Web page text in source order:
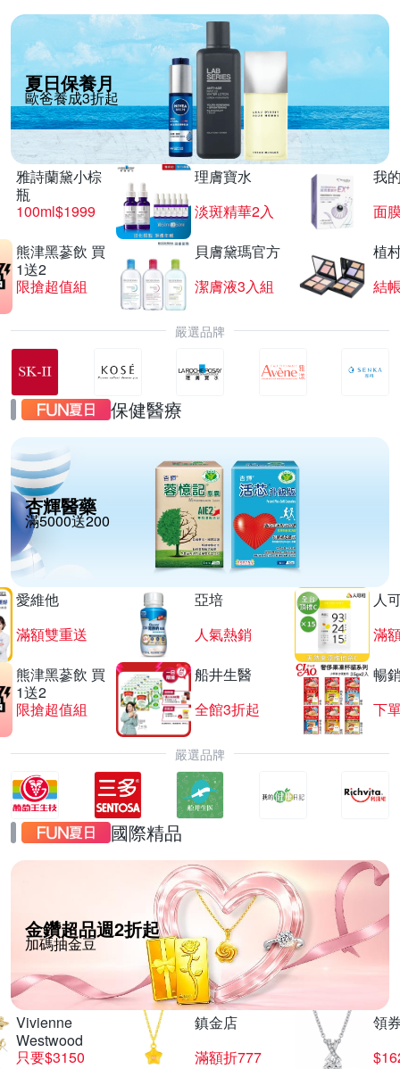
夏日保養月
歐爸養成3折起
雅詩蘭黛小棕
瓶
100ml$1999
理膚寶水
淡斑精華2入
我
面
熊津黑蔘飲 買
1送2
限搶超值組
貝膚黛瑪官方
潔膚液3入組
植
結
嚴選品牌
保健醫療
杏輝醫藥
滿5000送200
愛維他
滿額雙重送
亞培
人氣熱銷
人
滿
熊津黑蔘飲 買
1送2
限搶超值組
船井生醫
全館3折起
暢
下
嚴選品牌
國際精品
金鑽超品週2折起
加碼抽金豆
Vivienne
Westwood
只要$3150
鎮金店
滿額折777
領